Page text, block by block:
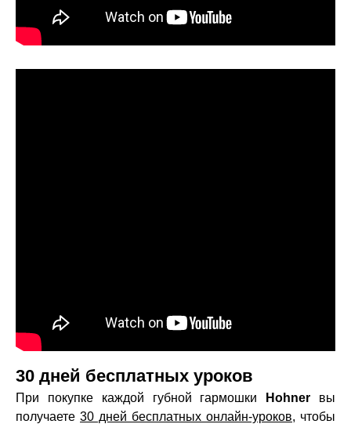
30 дней бесплатных уроков
При покупке каждой губной гармошки Hohner вы
получаете 30 дней бесплатных онлайн-уроков, чтобы